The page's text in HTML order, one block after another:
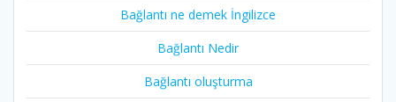
Bağlantı ne demek İngilizce
Bağlantı Nedir
Bağlantı oluşturma